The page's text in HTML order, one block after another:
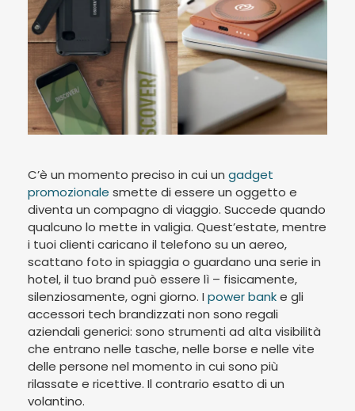
C’è un momento preciso in cui un gadget
promozionale smette di essere un oggetto e
diventa un compagno di viaggio. Succede quando
qualcuno lo mette in valigia. Quest’estate, mentre
i tuoi clienti caricano il telefono su un aereo,
scattano foto in spiaggia o guardano una serie in
hotel, il tuo brand può essere lì – fisicamente,
silenziosamente, ogni giorno. I power banke gli
accessori tech brandizzati non sono regali
aziendali generici: sono strumenti ad alta visibilità
che entrano nelle tasche, nelle borse e nelle vite
delle persone nel momento in cui sono più
rilassate e ricettive. Il contrario esatto di un
volantino.